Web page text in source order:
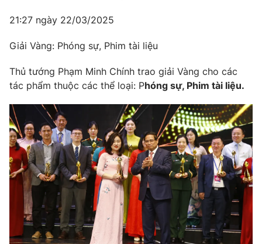
21:27 ngày 22/03/2025
Giải Vàng: Phóng sự, Phim tài liệu
Thủ tướng Phạm Minh Chính trao giải Vàng cho các
tác phẩm thuộc các thể loại: Phóng sự, Phim tài liệu.